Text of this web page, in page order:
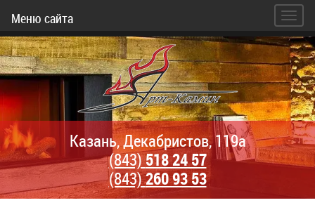
Меню сайта
Казань, Декабристов, 119а
(843)518 24 57
(843)260 93 53